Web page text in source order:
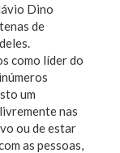
Dino
de
como líder do
um
nas
ou de estar
as pessoas,